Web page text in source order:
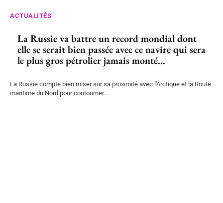
ACTUALITÉS
La Russie va battre un record mondial dont
elle se serait bien passée avec ce navire qui sera
le plus gros pétrolier jamais monté...
La Russie compte bien miser sur sa proximité avec l'Arctique et la Route
maritime du Nord pour contourner...